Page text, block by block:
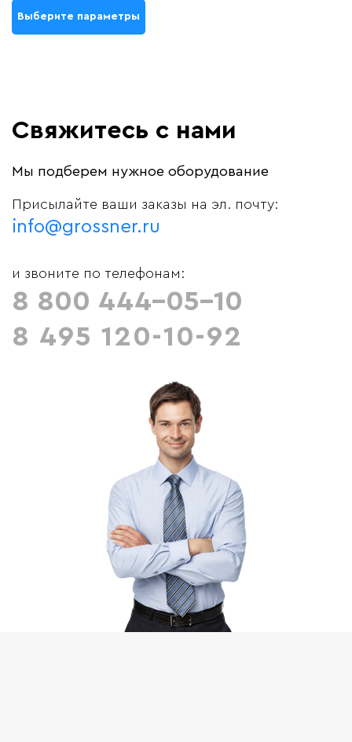
Выберите параметры
Свяжитесь с нами
Мы подберем нужное оборудование
Присылайте ваши заказы на эл. почту:
info@grossner.ru
и звоните по телефонам:
8 800 444-05-10
8 495 120-10-92